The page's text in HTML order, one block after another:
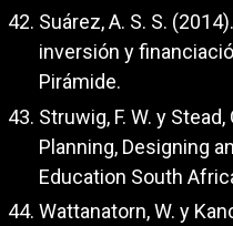
Suárez, A. S. S.
inversión y
Pirámide.
Struwig, F. W. y
Planning, Designing
Education South
Wattanatorn, W. y